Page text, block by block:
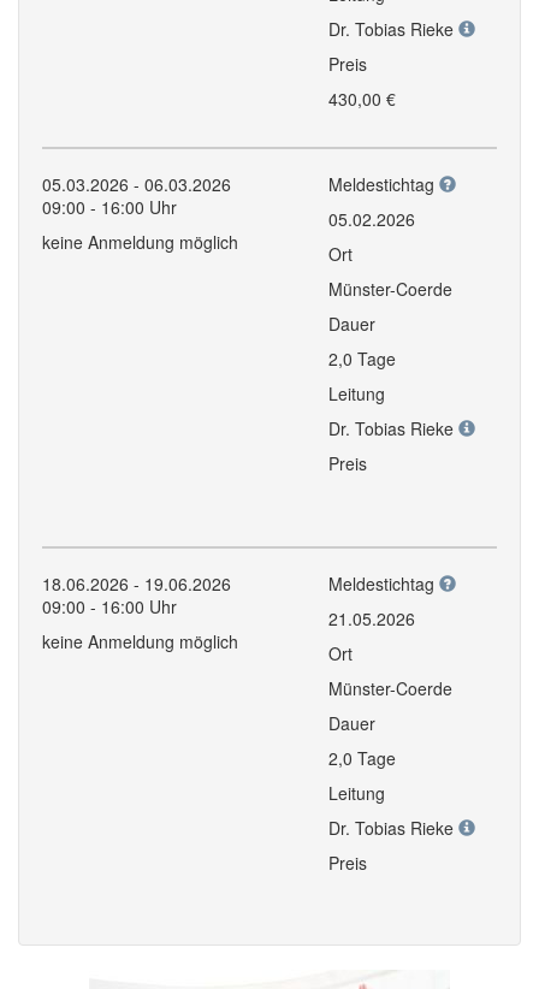
Dr. Tobias Rieke
Preis
430,00 €
05.03.2026 - 06.03.2026
09:00 - 16:00 Uhr
keine Anmeldung möglich
Meldestichtag
05.02.2026
Ort
Münster-Coerde
Dauer
2,0 Tage
Leitung
Dr. Tobias Rieke
Preis
18.06.2026 - 19.06.2026
09:00 - 16:00 Uhr
keine Anmeldung möglich
Meldestichtag
21.05.2026
Ort
Münster-Coerde
Dauer
2,0 Tage
Leitung
Dr. Tobias Rieke
Preis